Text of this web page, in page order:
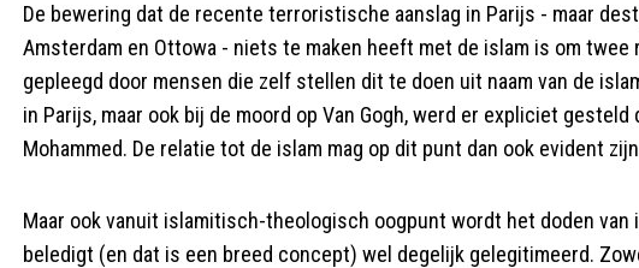
De bewering dat de recente terroristische aanslag in Parijs - maar
Amsterdam en Ottowa - niets te maken heeft met de islam is om
gepleegd door mensen die zelf stellen dit te doen uit naam van de
in Parijs, maar ook bij de moord op Van Gogh, werd er expliciet
Mohammed. De relatie tot de islam mag op dit punt dan ook evident
Maar ook vanuit islamitisch-theologisch oogpunt wordt het doden van
beledigt (en dat is een breed concept) wel degelijk gelegitimeerd.